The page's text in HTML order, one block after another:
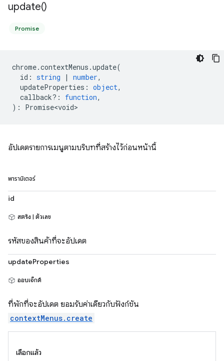
update()
Promise
chrome.contextMenus .update(
id : string | number,
updateProperties : object,
callback? : function,
) : Promise<void>
อัปเดตรายการเมนูตามบริบทที่สร้างไว้ก่อนหน้านี้
พารามิเตอร์
id
สตริง | ตัวเลข
รหัสของสินค้าที่จะอัปเดต
updateProperties
ออบเจ็กต์
ที่พักที่จะอัปเดต ยอมรับค่าเดียวกับฟังก์ชัน
contextMenus.create
เลือกแล้ว